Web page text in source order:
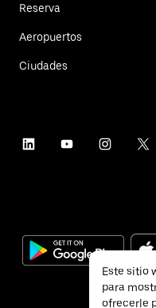
Reserva
Aeropuertos
Ciudades
Este sitio
para
ofrecerle